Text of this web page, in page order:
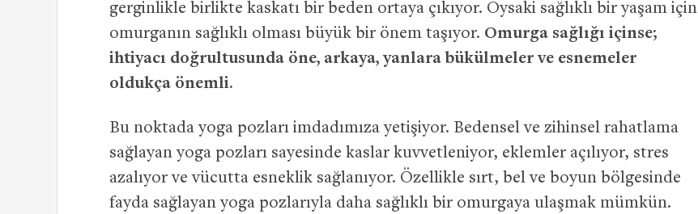
gerginlikle birlikte kaskatı bir beden ortaya çıkıyor. Oysaki sağlıklı bir yaşam için
omurganın sağlıklı olması büyük bir önem taşıyor. Omurga sağlığı içinse;
ihtiyacı doğrultusunda öne, arkaya, yanlara bükülmeler ve esnemeler
oldukça önemli.
Bu noktada yoga pozları imdadımıza yetişiyor. Bedensel ve zihinsel rahatlama
sağlayan yoga pozları sayesinde kaslar kuvvetleniyor, eklemler açılıyor, stres
azalıyor ve vücutta esneklik sağlanıyor. Özellikle sırt, bel ve boyun bölgesinde
fayda sağlayan yoga pozlarıyla daha sağlıklı bir omurgaya ulaşmak mümkün.